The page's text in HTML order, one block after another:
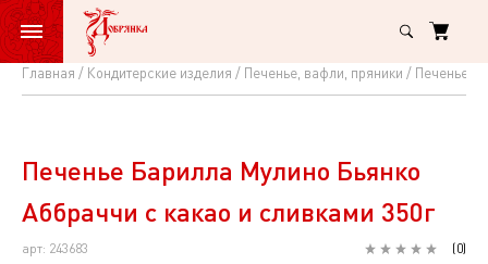
Главная Кондитерские изделия Печенье, вафли, пряники Печенье
Печенье
Мулино
Бьянко
Аббраччи
Печенье Барилла Мулино Бьянко
Аббраччи с какао и сливками 350г
арт: 243683 (0)